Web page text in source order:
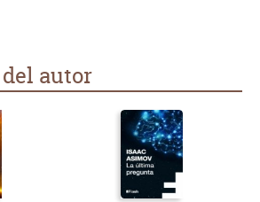
en mi opinión éste uno de los grandes
en todos los sentidos, donde lo
del gran maestro Isaac Asimov, pocos
autor